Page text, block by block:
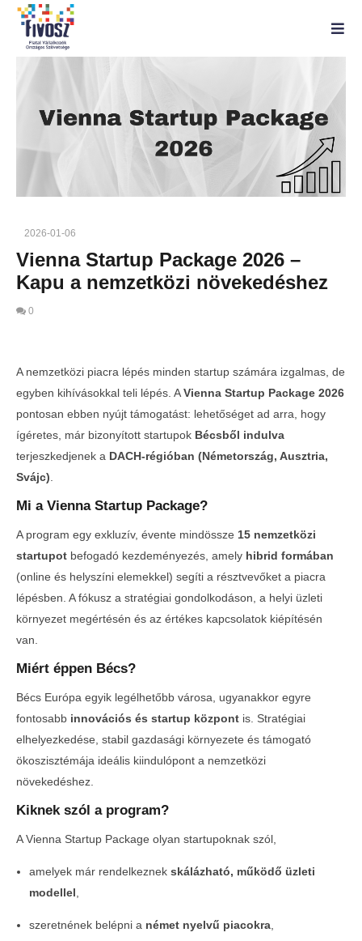
2026-01-06
Vienna Startup Package 2026 –
Kapu a nemzetközi növekedéshez
0
MOST NÉZED
Vienna Startup Package 2026 – Kapu a
nemzetközi növekedéshez
01-06
A nemzetközi piacra lépés minden startup számára izgalmas, de
egyben kihívásokkal teli lépés. AVienna Startup Package 2026
pontosan ebben nyújt támogatást: lehetőséget ad arra, hogy
ígéretes, már bizonyított startupok Bécsből indulva
terjeszkedjenek a DACH-régióban (Németország, Ausztria,
Svájc).
Mi a Vienna Startup Package?
A program egy exkluzív, évente mindössze 15 nemzetközi
startupot befogadó kezdeményezés, amely hibrid formában
(online és helyszíni elemekkel) segíti a résztvevőket a piacra
lépésben. A fókusz a stratégiai gondolkodáson, a helyi üzleti
környezet megértésén és az értékes kapcsolatok kiépítésén
van.
Miért éppen Bécs?
Bécs Európa egyik legélhetőbb városa, ugyanakkor egyre
fontosabb innovációs és startup központ is. Stratégiai
elhelyezkedése, stabil gazdasági környezete és támogató
ökoszisztémája ideális kiindulópont a nemzetközi
növekedéshez.
Kiknek szól a program?
A Vienna Startup Package olyan startupoknak szól,
amelyek már rendelkeznek skálázható, működő üzleti
modellel,
szeretnének belépni a német nyelvű piacokra,